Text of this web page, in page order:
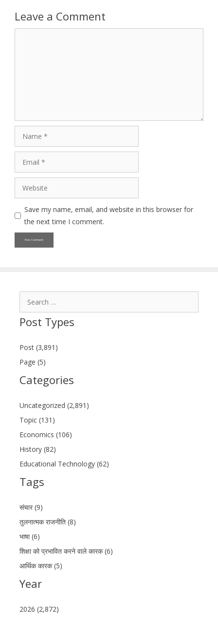
Leave a Comment
Website
Save my name, email, and website in this browser for
the next time I comment.
Post Types
Post (3,891)
Page (5)
Categories
Uncategorized (2,891)
Topic (131)
Economics (106)
History (82)
Educational Technology (62)
Tags
संचार (9)
तुलनात्मक राजनीति (8)
भाषा (6)
शिक्षा को प्रभावित करने वाले कारक (6)
आर्थिक कारक (5)
Year
2026 (2,872)